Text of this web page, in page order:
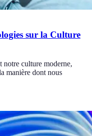
sur la Culture
notre culture moderne,
manière dont nous